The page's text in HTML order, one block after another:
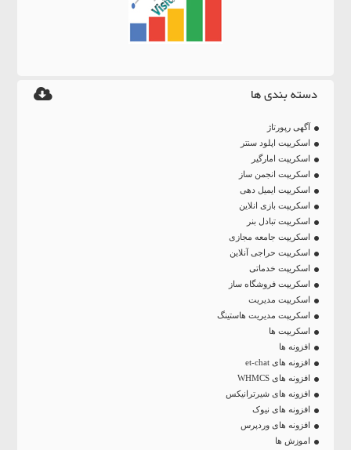
دسته بندی ها
آگهی رپورتاژ
اسکریپت اپلود سنتر
اسکریپت امارگیر
اسکریپت انجمن ساز
اسکریپت ایمیل دهی
اسکریپت بازی انلاین
اسکریپت تبادل بنر
اسکریپت جامعه مجازی
اسکریپت حراجی آنلاین
اسکریپت خدماتی
اسکریپت فروشگاه ساز
اسکریپت مدیریت
اسکریپت مدیریت هاستینگ
اسکریپت ها
افزونه ها
افزونه های et-chat
افزونه های WHMCS
افزونه های شیرترانیکس
افزونه های نیوک
افزونه های وردپرس
اموزش ها